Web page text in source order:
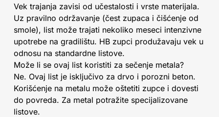
Vek trajanja zavisi od učestalosti i vrste materijala.
Uz pravilno održavanje (čest zupaca i čišćenje od
smole), list može trajati nekoliko meseci intenzivne
upotrebe na gradilištu. HB zupci produžavaju vek u
odnosu na standardne listove.
Može li se ovaj list koristiti za sečenje metala?
Ne. Ovaj list je isključivo za drvo i porozni beton.
Korišćenje na metalu može oštetiti zupce i dovesti
do povreda. Za metal potražite specijalizovane
listove.